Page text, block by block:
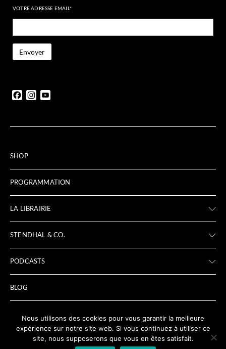
VOTRE ADRESSE EMAIL*
FacebookInstagram
SHOP
PROGRAMMATION
LA LIBRAIRIE
STENDHAL & CO.
PODCASTS
BLOG
ARCHIVES
Nous utilisons des cookies pour vous garantir la meilleure
expérience sur notre site web. Si vous continuez à utiliser ce
site, nous supposerons que vous en êtes satisfait.